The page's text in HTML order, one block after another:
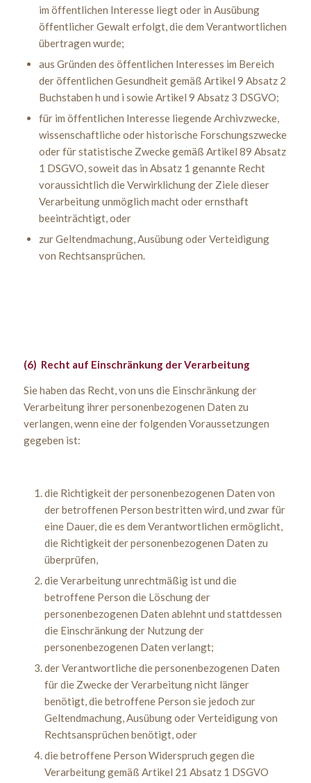
im öffentlichen Interesse liegt oder in Ausübung
öffentlicher Gewalt erfolgt, die dem Verantwortlichen
übertragen wurde;
aus Gründen des öffentlichen Interesses im Bereich
der öffentlichen Gesundheit gemäß Artikel 9 Absatz 2
Buchstaben h und i sowie Artikel 9 Absatz 3 DSGVO;
für im öffentlichen Interesse liegende Archivzwecke,
wissenschaftliche oder historische Forschungszwecke
oder für statistische Zwecke gemäß Artikel 89 Absatz
1 DSGVO, soweit das in Absatz 1 genannte Recht
voraussichtlich die Verwirklichung der Ziele dieser
Verarbeitung unmöglich macht oder ernsthaft
beeinträchtigt, oder
zur Geltendmachung, Ausübung oder Verteidigung
von Rechtsansprüchen.
(6) Recht auf Einschränkung der Verarbeitung
Sie haben das Recht, von uns die Einschränkung der
Verarbeitung ihrer personenbezogenen Daten zu
verlangen, wenn eine der folgenden Voraussetzungen
gegeben ist:
die Richtigkeit der personenbezogenen Daten von
der betroffenen Person bestritten wird, und zwar für
eine Dauer, die es dem Verantwortlichen ermöglicht,
die Richtigkeit der personenbezogenen Daten zu
überprüfen,
die Verarbeitung unrechtmäßig ist und die
betroffene Person die Löschung der
personenbezogenen Daten ablehnt und stattdessen
die Einschränkung der Nutzung der
personenbezogenen Daten verlangt;
der Verantwortliche die personenbezogenen Daten
für die Zwecke der Verarbeitung nicht länger
benötigt, die betroffene Person sie jedoch zur
Geltendmachung, Ausübung oder Verteidigung von
Rechtsansprüchen benötigt, oder
die betroffene Person Widerspruch gegen die
Verarbeitung gemäß Artikel 21 Absatz 1 DSGVO